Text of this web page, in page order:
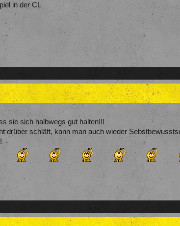
in der CL
sie sich halbwegs gut halten!!!
drüber schläft, kann man auch wieder